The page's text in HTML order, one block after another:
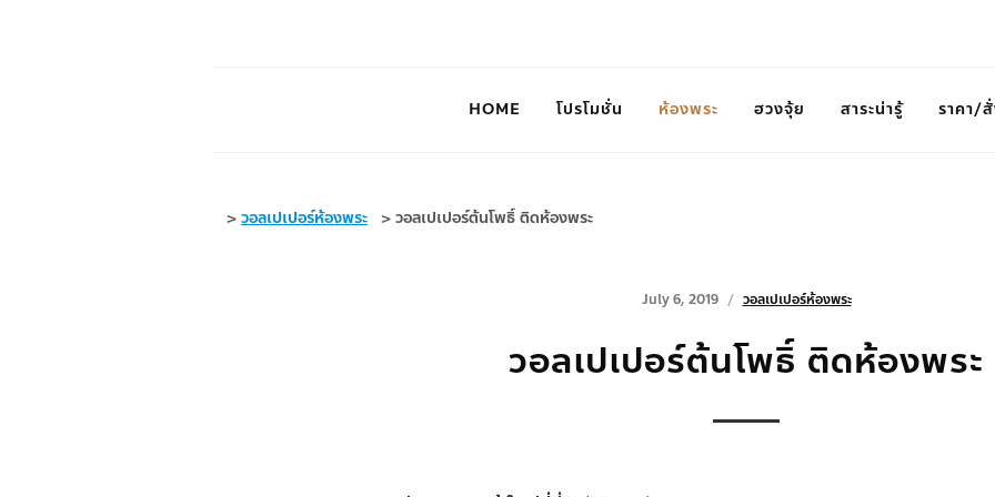
HOME โปรโมชั่น ห้องพระ ฮวงจุ้ย สาระน่ารู้ ราคา/
>วอลเปเปอร์ห้องพระ >วอลเปเปอร์ต้นโพธิ์ ติดห้องพระ
July 6, 2019 วอลเปเปอร์ห้องพระ
วอลเปเปอร์ต้นโพธิ์ ติดห้องพระ